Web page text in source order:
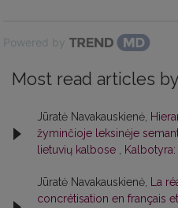
Powered by
Most read articles
Jūratė Navakauskienė,
žyminčioje leksinėje
lietuvių kalbose
Jūratė Navakauskienė,
La
concrétisation en français